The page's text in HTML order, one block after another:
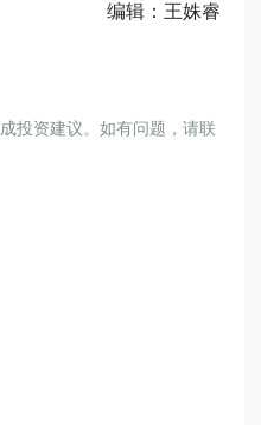
编辑：王姝睿
投资建议。如有问题，请联